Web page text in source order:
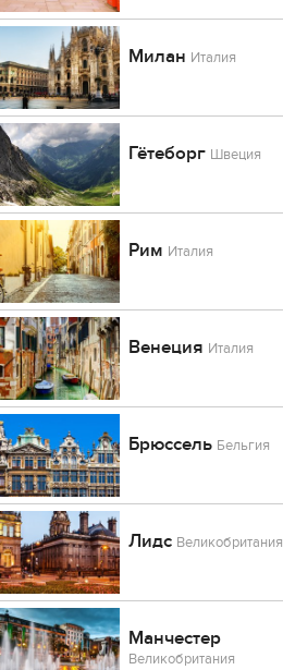
Милан Италия
Гётеборг Швеция
Рим Италия
Венеция Италия
Брюссель Бельгия
Лидс Великобритания
Манчестер
Великобритания